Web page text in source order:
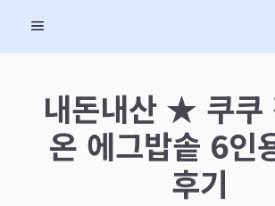
MENU
내돈내산 ★ 쿠쿠
온 에그밥솥 6인
후기